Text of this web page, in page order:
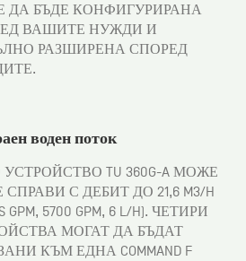
ДА БЪДЕ КОНФИГУРИРАНА
ВАШИТЕ НУЖДИ И
РАЗШИРЕНА СПОРЕД
воден поток
TU 360G-A МОЖЕ
СПРАВИ С ДЕБИТ ДО 21,6 M3/H
GPM, 5700 GPM, 6 L/H). ЧЕТИРИ
МОГАТ ДА БЪДАТ
КЪМ ЕДНА COMMAND F